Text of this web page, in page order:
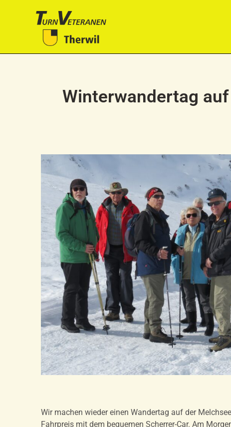
Winterwandertag
Wir machen wieder einen Wandertag auf der
Fahrpreis mit dem bequemen Scherrer-Car. Am